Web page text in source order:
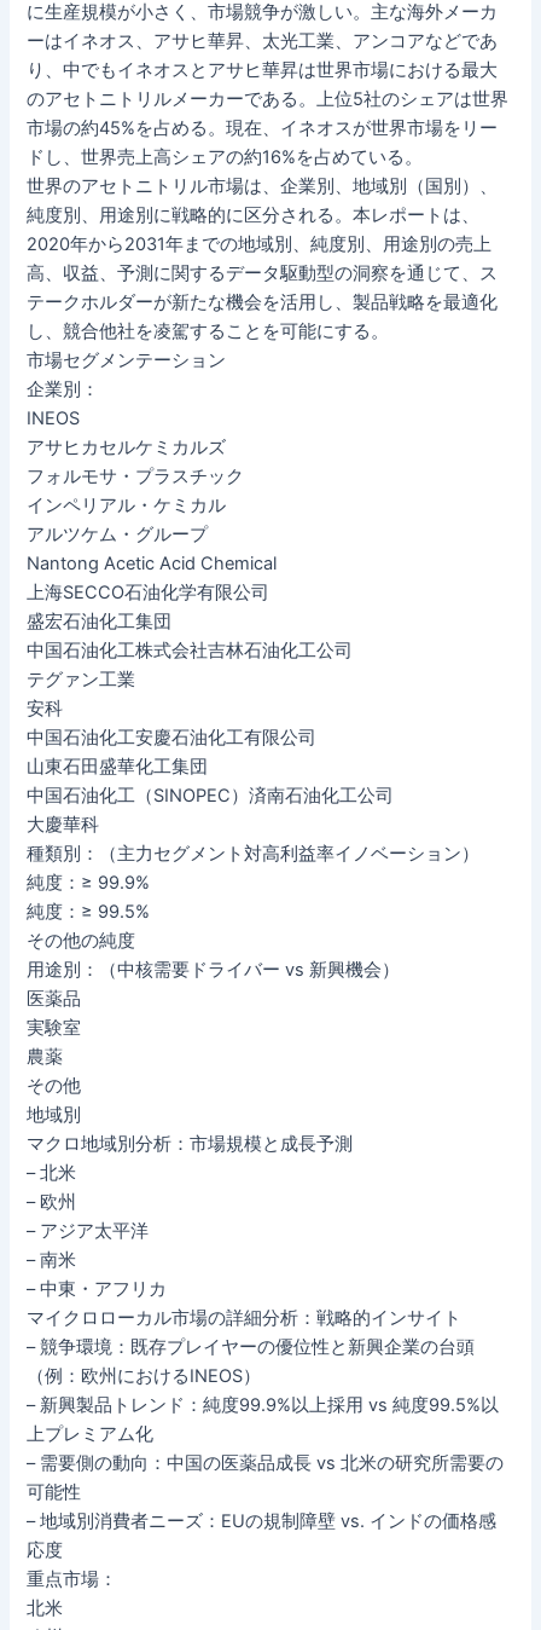
に生産規模が小さく、市場競争が激しい。主な海外メーカ
ーはイネオス、アサヒ華昇、太光工業、アンコアなどであ
り、中でもイネオスとアサヒ華昇は世界市場における最大
のアセトニトリルメーカーである。上位5社のシェアは世界
市場の約45%を占める。現在、イネオスが世界市場をリー
ドし、世界売上高シェアの約16%を占めている。
世界のアセトニトリル市場は、企業別、地域別（国別）、
純度別、用途別に戦略的に区分される。本レポートは、
2020年から2031年までの地域別、純度別、用途別の売上
高、収益、予測に関するデータ駆動型の洞察を通じて、ス
テークホルダーが新たな機会を活用し、製品戦略を最適化
し、競合他社を凌駕することを可能にする。
市場セグメンテーション
企業別：
INEOS
アサヒカセルケミカルズ
フォルモサ・プラスチック
インペリアル・ケミカル
アルツケム・グループ
Nantong Acetic Acid Chemical
上海SECCO石油化学有限公司
盛宏石油化工集団
中国石油化工株式会社吉林石油化工公司
テグァン工業
安科
中国石油化工安慶石油化工有限公司
山東石田盛華化工集団
中国石油化工（SINOPEC）済南石油化工公司
大慶華科
種類別：（主力セグメント対高利益率イノベーション）
純度：≥ 99.9%
純度：≥ 99.5%
その他の純度
用途別：（中核需要ドライバー vs 新興機会）
医薬品
実験室
農薬
その他
地域別
マクロ地域別分析：市場規模と成長予測
– 北米
– 欧州
– アジア太平洋
– 南米
– 中東・アフリカ
マイクロローカル市場の詳細分析：戦略的インサイト
– 競争環境：既存プレイヤーの優位性と新興企業の台頭
（例：欧州におけるINEOS）
– 新興製品トレンド：純度99.9%以上採用 vs 純度99.5%以
上プレミアム化
– 需要側の動向：中国の医薬品成長 vs 北米の研究所需要の
可能性
– 地域別消費者ニーズ：EUの規制障壁 vs. インドの価格感
応度
重点市場：
北米